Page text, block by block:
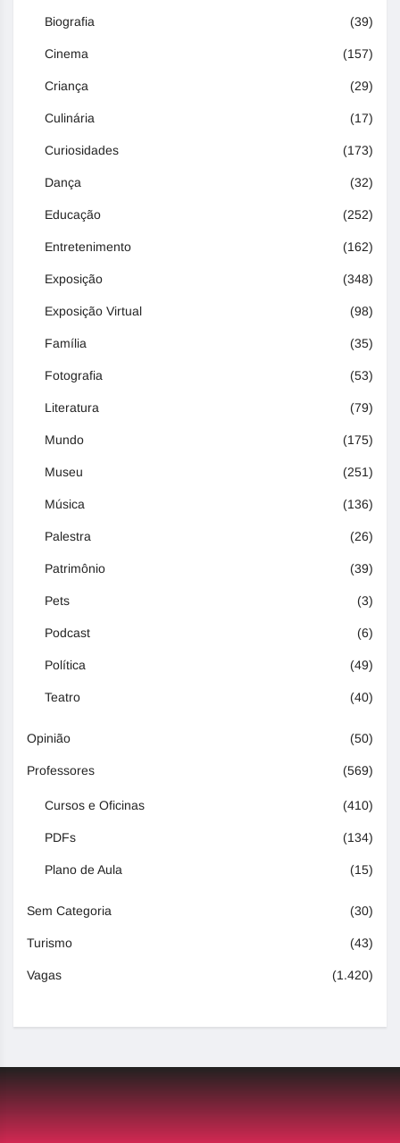
Biografia (39)
Cinema (157)
Criança (29)
Culinária (17)
Curiosidades (173)
Dança (32)
Educação (252)
Entretenimento (162)
Exposição (348)
Exposição Virtual (98)
Família (35)
Fotografia (53)
Literatura (79)
Mundo (175)
Museu (251)
Música (136)
Palestra (26)
Patrimônio (39)
Pets (3)
Podcast (6)
Política (49)
Teatro (40)
Opinião (50)
Professores (569)
Cursos e Oficinas (410)
PDFs (134)
Plano de Aula (15)
Sem Categoria (30)
Turismo (43)
Vagas (1.420)